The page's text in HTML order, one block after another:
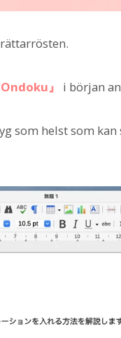
Ondoku』 i början
som helst som